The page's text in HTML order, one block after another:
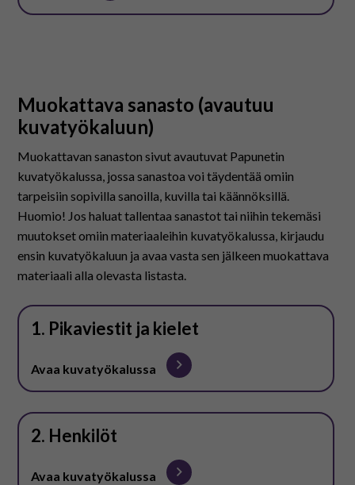
Muokattava sanasto (avautuu
kuvatyökaluun)
Muokattavan sanaston sivut avautuvat Papunetin
kuvatyökalussa, jossa sanastoa voi täydentää omiin
tarpeisiin sopivilla sanoilla, kuvilla tai käännöksillä.
Huomio! Jos haluat tallentaa sanastot tai niihin tekemäsi
muutokset omiin materiaaleihin kuvatyökalussa, kirjaudu
ensin kuvatyökaluun ja avaa vasta sen jälkeen muokattava
materiaali alla olevasta listasta.
1. Pikaviestit ja kielet
Avaa kuvatyökalussa
2. Henkilöt
Avaa kuvatyökalussa